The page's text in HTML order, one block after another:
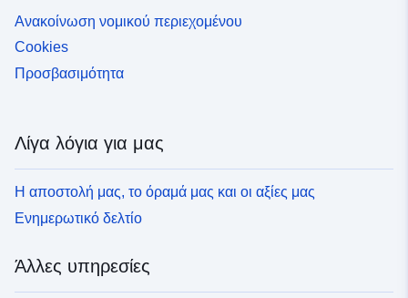
Ανακοίνωση νομικού περιεχομένου
Cookies
Προσβασιμότητα
Λίγα λόγια για μας
Η αποστολή μας, το όραμά μας και οι αξίες μας
Ενημερωτικό δελτίο
Άλλες υπηρεσίες